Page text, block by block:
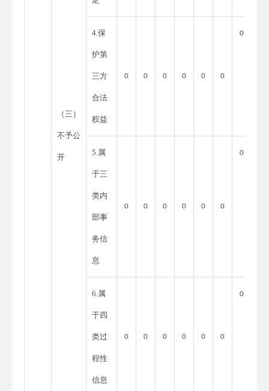
（三）
不予公
开
4.保
护第
三方
合法
权益
0 0 0 0 0 0
0
5.属
于三
类内
部事
务信
息
0 0 0 0 0 0
0
6.属
于四
类过
程性
信息
0 0 0 0 0 0
0